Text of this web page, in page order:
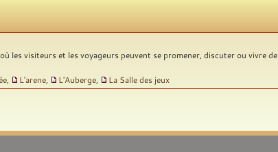
les visiteurs et les voyageurs peuvent se promener, discuter ou vivre de
L'arene L'Auberge La Salle des jeux